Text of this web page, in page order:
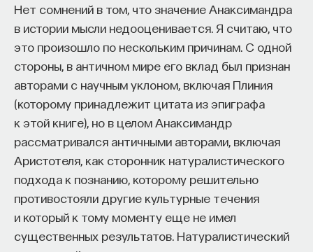
Нет сомнений в том, что значение Анаксимандра
в истории мысли недооценивается. Я считаю, что
это произошло по нескольким причинам. С одной
стороны, в античном мире его вклад был признан
авторами с научным уклоном, включая Плиния
(которому принадлежит цитата из эпиграфа
к этой книге), но в целом Анаксимандр
рассматривался античными авторами, включая
Аристотеля, как сторонник натуралистического
подхода к познанию, которому решительно
противостояли другие культурные течения
и который к тому моменту еще не имел
существенных результатов. Натуралистический
ее функционирование, ее задачи; подробный
анализ аппарата перлюстрации, людей, которые
этим занимались. То есть в этом плане, я думаю,
что в принципе любой историк, любой
исследователь, который обратится к этой теме,
должен будет использовать мою монографию.
К сожалению, я не могу сказать, что я выявил все.
Потому что дела о перлюстрации в Варшаве
до 1867 года велись отдельно
от общероссийских. И эти материалы остаются
в польских архивах. Также мне не удалось
поработать с архивами в Хельсинки, потому что
перлюстрация в Великом княжестве